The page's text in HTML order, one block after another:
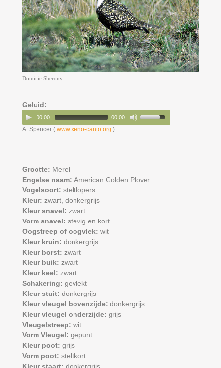
Dominic Sherony
Geluid:
00:00 00:00
A. Spencer ( www.xeno-canto.org )
Grootte: Merel
Engelse naam: American Golden Plover
Vogelsoort: steltlopers
Kleur: zwart, donkergrijs
Kleur snavel: zwart
Vorm snavel: stevig en kort
Oogstreep of oogvlek: wit
Kleur kruin: donkergrijs
Kleur borst: zwart
Kleur buik: zwart
Kleur keel: zwart
Schakering: gevlekt
Kleur stuit: donkergrijs
Kleur vleugel bovenzijde: donkergrijs
Kleur vleugel onderzijde: grijs
Vleugelstreep: wit
Vorm Vleugel: gepunt
Kleur poot: grijs
Vorm poot: steltkort
Kleur staart: donkergrijs